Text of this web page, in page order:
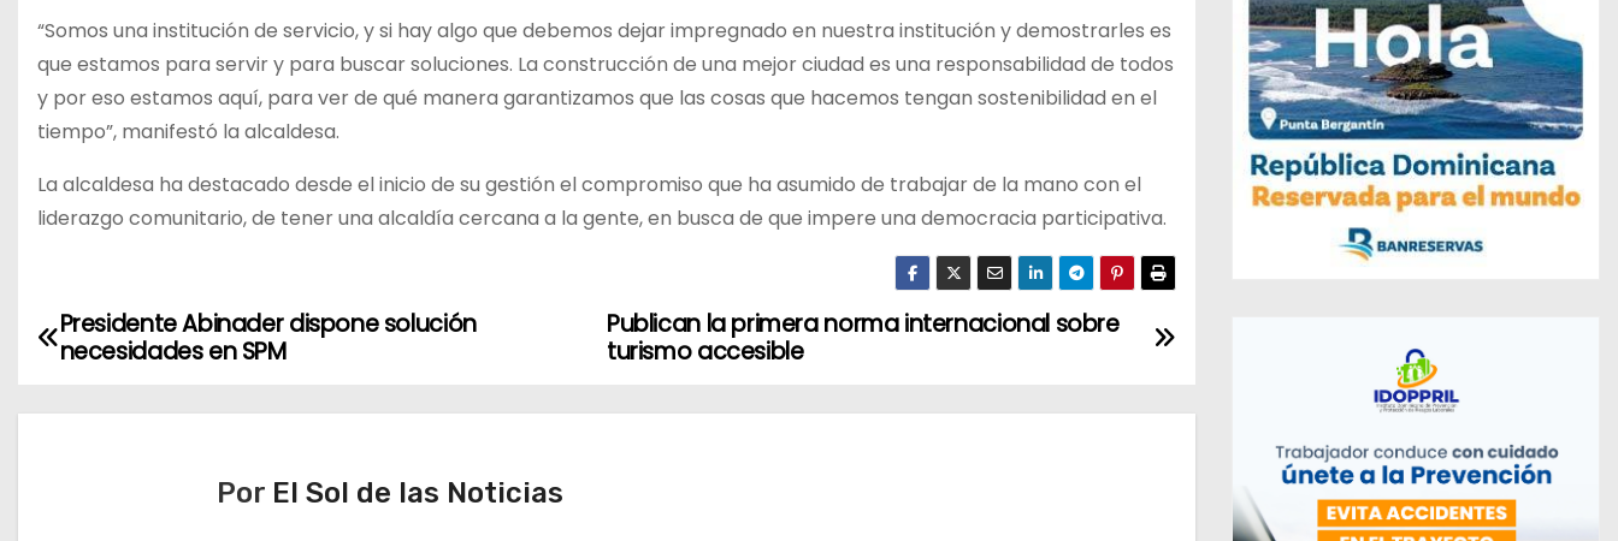
“Somos una institución de servicio, y si hay algo que debemos dejar impregnado en nuestra institución y demostrarles es
que estamos para servir y para buscar soluciones. La construcción de una mejor ciudad es una responsabilidad de todos
y por eso estamos aquí, para ver de qué manera garantizamos que las cosas que hacemos tengan sostenibilidad en el
tiempo”, manifestó la alcaldesa.
La alcaldesa ha destacado desde el inicio de su gestión el compromiso que ha asumido de trabajar de la mano con el
liderazgo comunitario, de tener una alcaldía cercana a la gente, en busca de que impere una democracia participativa.
N
Publican la primera norma internacional sobre
turismo accesible
Presidente Abinader dispone solución
necesidades en SPM
Por El Sol de las Noticias